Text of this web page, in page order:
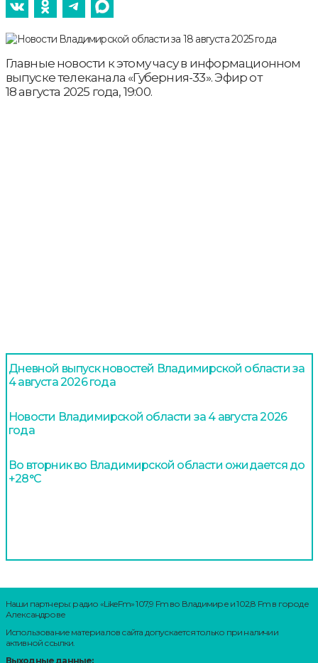
Главные новости к этому часу в информационном
выпуске телеканала «Губерния-33». Эфир от
18 августа 2025 года, 19:00.
Дневной выпуск новостей Владимирской области за
4 августа 2026 года
Новости Владимирской области за 4 августа 2026
года
Во вторник во Владимирской области ожидается до
+28°С
Наши партнеры: радио «LikeFm» 107,9 Fm во Владимире и 102,8 Fm в городе
Александрове
Использование материалов сайта допускается только при наличии
активной ссылки.
Выходные данные: